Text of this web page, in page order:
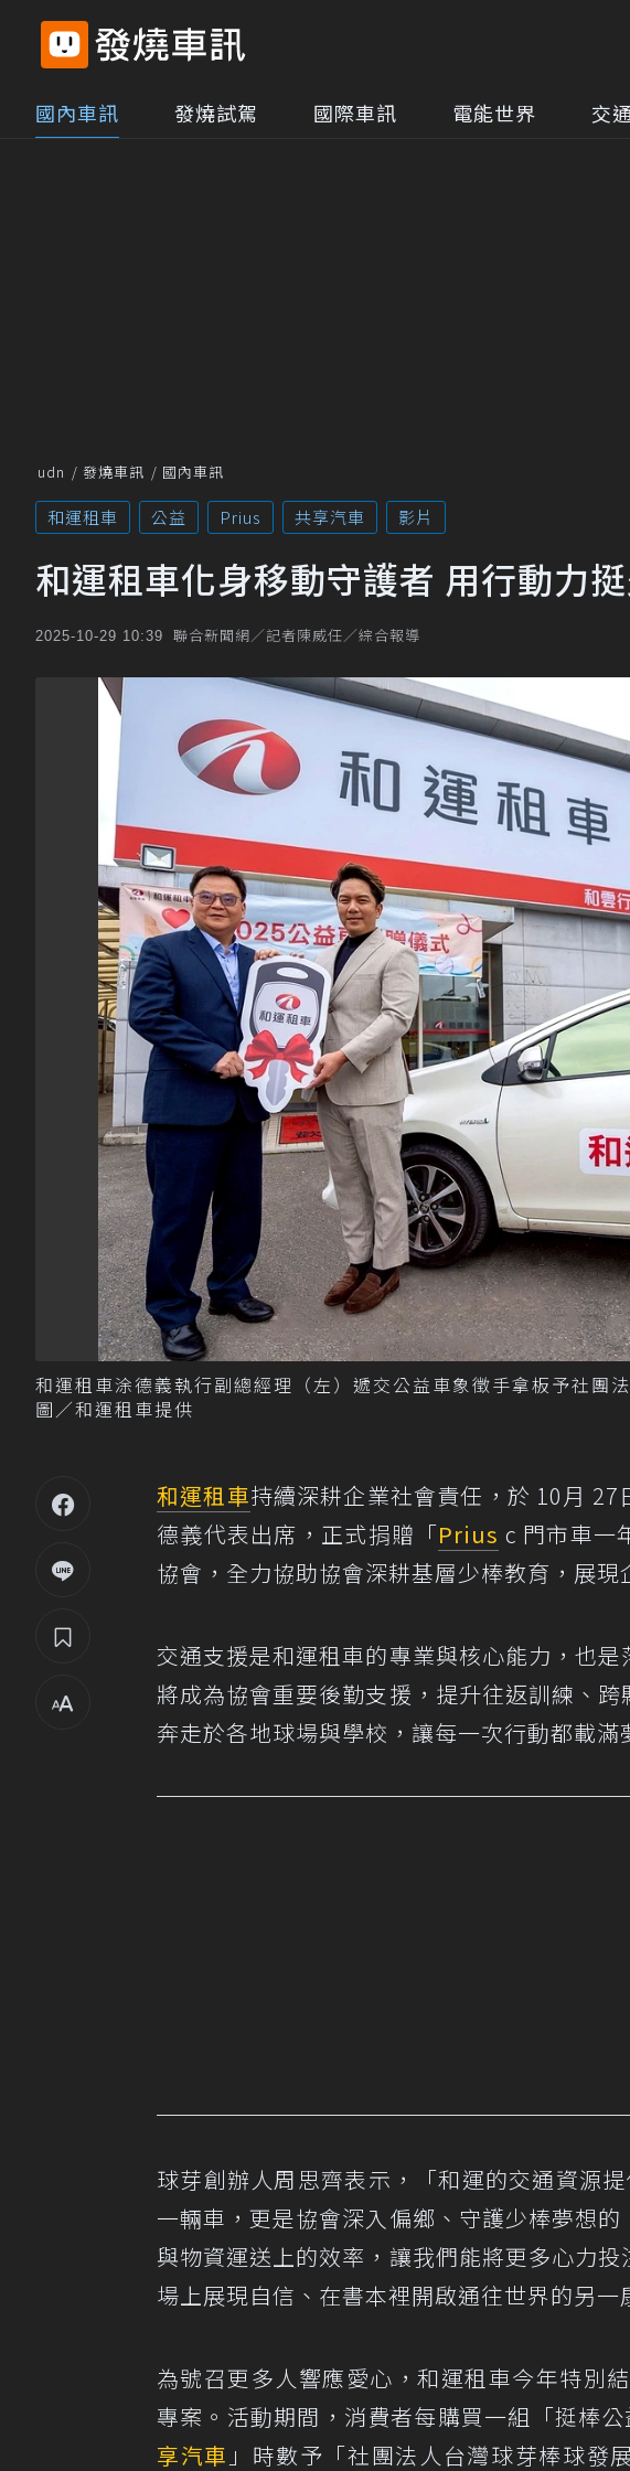
國內車訊 發燒試駕 國際車訊 電能世界 交
udn 發燒車訊 國內車訊
和運租車 公益 Prius 共享汽車 影片
和運租車化身移動守護者 用行動力
2025-10-29 10:39 聯合新聞網／記者陳威任／綜合報導
和運租車涂德義執行副總經理（左）遞交公益車象徵手拿板予社團
圖／和運租車提供
和運租車持續深耕企業社會責任，於 10月 27
德義代表出席，正式捐贈「Prius c 門市車一
協會，全力協助協會深耕基層少棒教育，展現
交通支援是和運租車的專業與核心能力，也
將成為協會重要後勤支援，提升往返訓練、
奔走於各地球場與學校，讓每一次行動都載滿
球芽創辦人周思齊表示，「和運的交通資源
一輛車，更是協會深入偏鄉、守護少棒夢想
與物資運送上的效率，讓我們能將更多心力
場上展現自信、在書本裡開啟通往世界的另一
為號召更多人響應愛心，和運租車今年特別
專案。活動期間，消費者每購買一組「挺棒
享汽車 」時數予「社團法人台灣球芽棒球發